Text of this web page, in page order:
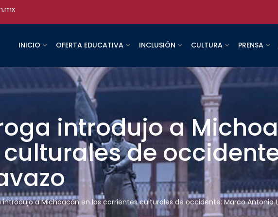
INICIO OFERTA EDUCATIVA INCLUSIÓN CULTURA PRENSA
introdujo a
de
introdujo a Michoacán en las corrientes culturales de occidente: Marco Antonio